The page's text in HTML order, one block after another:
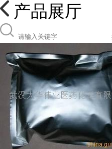
产品展厅